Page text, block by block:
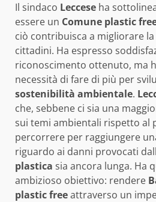
Il sindaco Leccese ha
essere un Comune plastic
ciò contribuisca a migliorare
cittadini. Ha espresso
riconoscimento ottenuto, ma
necessità di fare di più per
sostenibilità ambientale.
che, sebbene ci sia una
sui temi ambientali rispetto al
percorrere per raggiungere
riguardo ai danni provocati
plastica sia ancora lunga. Ha
ambizioso obiettivo: rendere
plastic freeattraverso un